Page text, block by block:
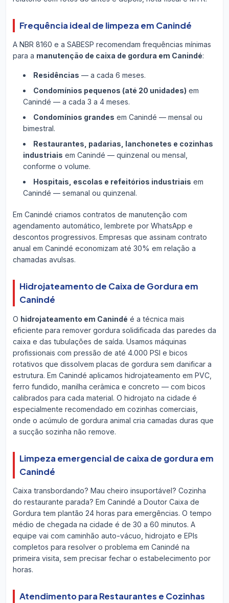
Frequência ideal de limpeza em Canindé
A NBR 8160 e a SABESP recomendam frequências mínimas
para a manutenção de caixa de gordura em Canindé:
Residências — a cada 6 meses.
Condomínios pequenos (até 20 unidades) em
Canindé — a cada 3 a 4 meses.
Condomínios grandes em Canindé — mensal ou
bimestral.
Restaurantes, padarias, lanchonetes e cozinhas
industriais em Canindé — quinzenal ou mensal,
conforme o volume.
Hospitais, escolas e refeitórios industriais em
Canindé — semanal ou quinzenal.
Em Canindé criamos contratos de manutenção com
agendamento automático, lembrete por WhatsApp e
descontos progressivos. Empresas que assinam contrato
anual em Canindé economizam até 30% em relação a
chamadas avulsas.
Hidrojateamento de Caixa de Gordura em
Canindé
O hidrojateamento em Canindé é a técnica mais
eficiente para remover gordura solidificada das paredes da
caixa e das tubulações de saída. Usamos máquinas
profissionais com pressão de até 4.000 PSI e bicos
rotativos que dissolvem placas de gordura sem danificar a
estrutura. Em Canindé aplicamos hidrojateamento em PVC,
ferro fundido, manilha cerâmica e concreto — com bicos
calibrados para cada material. O hidrojato na cidade é
especialmente recomendado em cozinhas comerciais,
onde o acúmulo de gordura animal cria camadas duras que
a sucção sozinha não remove.
Limpeza emergencial de caixa de gordura em
Canindé
Caixa transbordando? Mau cheiro insuportável? Cozinha
do restaurante parada? Em Canindé a Doutor Caixa de
Gordura tem plantão 24 horas para emergências. O tempo
médio de chegada na cidade é de 30 a 60 minutos. A
equipe vai com caminhão auto-vácuo, hidrojato e EPIs
completos para resolver o problema em Canindé na
primeira visita, sem precisar fechar o estabelecimento por
horas.
Atendimento para Restaurantes e Cozinhas